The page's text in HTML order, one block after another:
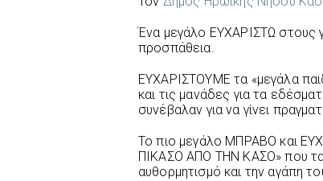
Ένα μεγάλο ΕΥΧΑΡΙΣΤΩ στους
προσπάθεια.
ΕΥΧΑΡΙΣΤΟΥΜΕ τα «μεγάλα
και τις μανάδες για τα
συνέβαλαν για να γίνει
Το πιο μεγάλο ΜΠΡΑΒΟ και
ΠΙΚΑΣΟ ΑΠΟ ΤΗΝ ΚΑΣΟ» που τα
αυθορμητισμό και την αγάπη